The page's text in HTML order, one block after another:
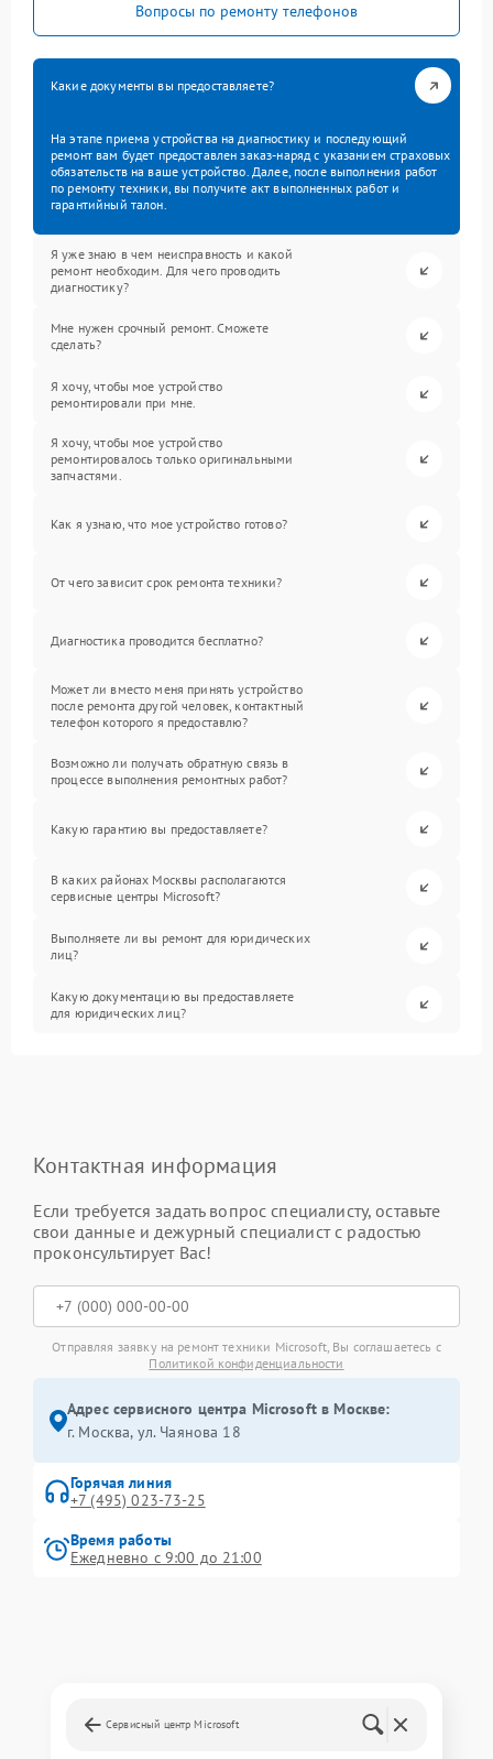
Вопросы по ремонту телефонов
Какие документы вы предоставляете?
На этапе приема устройства на диагностику и последующий
ремонт вам будет предоставлен заказ-наряд с указанием страховых
обязательств на ваше устройство. Далее, после выполнения работ
по ремонту техники, вы получите акт выполненных работ и
гарантийный талон.
Я уже знаю в чем неисправность и какой
ремонт необходим. Для чего проводить
диагностику?
Мне нужен срочный ремонт. Сможете
сделать?
Я хочу, чтобы мое устройство
ремонтировали при мне.
Я хочу, чтобы мое устройство
ремонтировалось только оригинальными
запчастями.
Как я узнаю, что мое устройство готово?
От чего зависит срок ремонта техники?
Диагностика проводится бесплатно?
Может ли вместо меня принять устройство
после ремонта другой человек, контактный
телефон которого я предоставлю?
Возможно ли получать обратную связь в
процессе выполнения ремонтных работ?
Какую гарантию вы предоставляете?
В каких районах Москвы располагаются
сервисные центры Microsoft?
Выполняете ли вы ремонт для юридических
лиц?
Какую документацию вы предоставляете
для юридических лиц?
Контактная информация
Если требуется задать вопрос специалисту, оставьте
свои данные и дежурный специалист с радостью
проконсультирует Вас!
Отправляя заявку на ремонт техники Microsoft, Вы соглашаетесь с
Политикой конфиденциальности
Адрес сервисного центра Microsoft в Москве:
г. Москва, ул. Чаянова 18
Горячая линия
+7 (495) 023-73-25
Время работы
Ежедневно с 9:00 до 21:00
Сервисный центр Microsoft